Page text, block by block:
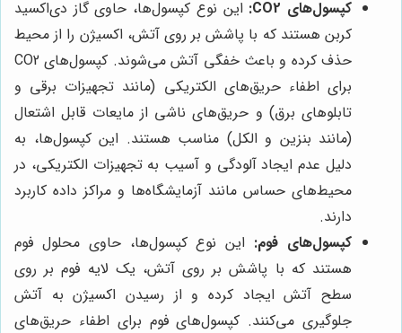
کپسول‌های CO2:
این نوع کپسول‌ها، حاوی گاز دی‌اکسید
کربن هستند که با پاشش بر روی آتش، اکسیژن را از محیط
حذف کرده و باعث خفگی آتش می‌شوند. کپسول‌های CO2
برای اطفاء حریق‌های الکتریکی (مانند تجهیزات برقی و
تابلوهای برق) و حریق‌های ناشی از مایعات قابل اشتعال
(مانند بنزین و الکل) مناسب هستند. این کپسول‌ها، به
دلیل عدم ایجاد آلودگی و آسیب به تجهیزات الکتریکی، در
محیط‌های حساس مانند آزمایشگاه‌ها و مراکز داده کاربرد
دارند.
کپسول‌های فوم: این نوع کپسول‌ها، حاوی محلول فوم
هستند که با پاشش بر روی آتش، یک لایه فوم بر روی
سطح آتش ایجاد کرده و از رسیدن اکسیژن به آتش
جلوگیری می‌کنند. کپسول‌های فوم برای اطفاء حریق‌های